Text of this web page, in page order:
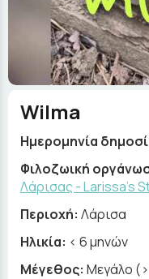
Wilma
Ημερομηνία
Φιλοζωική
Λάρισας - Larissa's
Περιοχή: Λάρισα
Ηλικία: < 6 μηνών
Μέγεθος: Μεγάλο